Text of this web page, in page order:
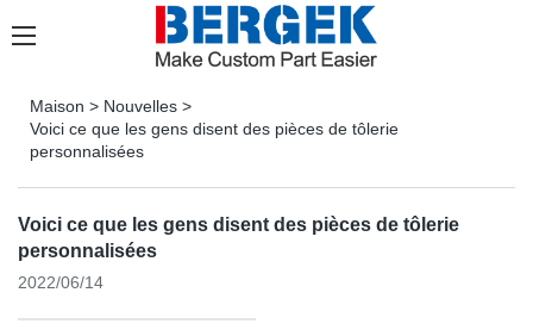
Maison > Nouvelles >
Voici ce que les gens disent des pièces de tôlerie
personnalisées
Voici ce que les gens disent des pièces de tôlerie
personnalisées
2022/06/14